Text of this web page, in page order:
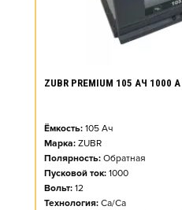
ZUBR PREMIUM 105 АЧ
Ёмкость: 105 Ач
Марка: ZUBR
Полярность: Обратная
Пусковой ток: 1000
Вольт: 12
Технология: Ca/Ca